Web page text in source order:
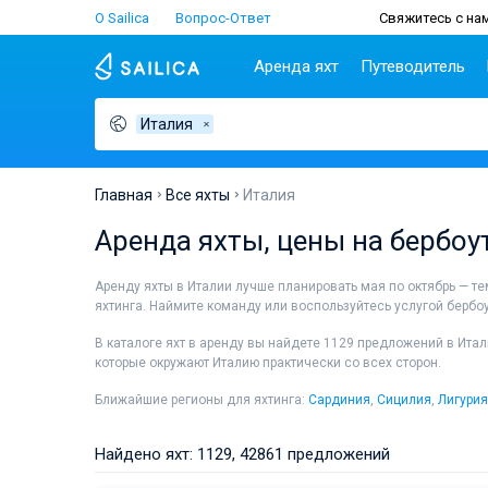
О Sailica Вопрос-Ответ Свяжитесь с
Аренда яхт
страны
Италия
Испания
Франция
Сейшелы
Британские Виргинские
острова
Багамы
Путеводитель
Дубровник
Сплит
Лаврион
Италия
Главная Все яхты Италия
Аренда яхты, цены на
Аренду яхты в Италии лучше планировать мая по октябрь —
яхтинга. Наймите команду или воспользуйтесь услугой
В каталоге яхт в аренду вы найдете 1129 предложений в
которые окружают Италию практически со всех сторон.
Ближайшие регионы для яхтинга: Сардиния, Сицилия,
Анцио
Найдено яхт: 1129, 42861 предложений